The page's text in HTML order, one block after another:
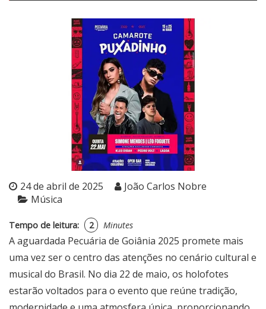
24 de abril de 2025
João Carlos Nobre
Música
Tempo de leitura: 2 Minutes
A aguardada Pecuária de Goiânia 2025 promete mais
uma vez ser o centro das atenções no cenário cultural e
musical do Brasil. No dia 22 de maio, os holofotes
estarão voltados para o evento que reúne tradição,